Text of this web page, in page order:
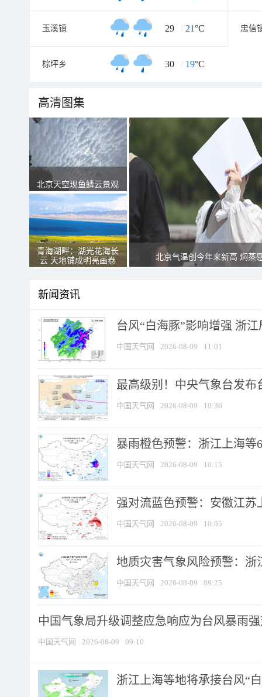
玉溪镇 29 / 21°C 忠信
棕坪乡 30 / 19°C
高清图集
北京天空现鱼鳞云景观
青海湖畔：湖光花海长
云 天地铺成明亮画卷
北京气温创今年来新高 焖蒸
新闻资讯
台风“白海豚”影响增强 浙
中国天气网 2026-08-09 11:01
最高级别！中央气象台发布
中国天气网 2026-08-09 10:36
暴雨橙色预警：浙江上海等
中国天气网 2026-08-09 10:15
强对流蓝色预警：安徽江苏
中国天气网 2026-08-09 10:05
地质灾害气象风险预警：浙
中国天气网 2026-08-09 09:25
中国气象局升级调整应急响应为台风暴雨
中国天气网 2026-08-09 09:10
浙江上海等地将承接台风“